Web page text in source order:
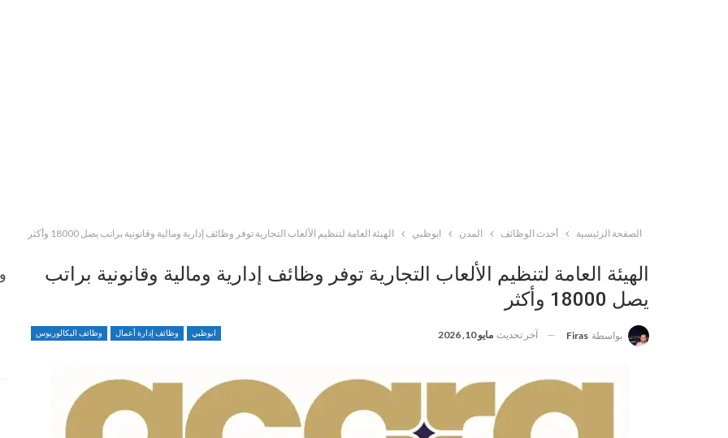
الصفحة الرئيسية أحدث الوظائف المدن ابوظبي الهيئة العامة لتنظيم الألعاب التجارية توفر وظائف إدارية ومالية وقانونية براتب يصل 18000 وأكثر
الهيئة العامة لتنظيم الألعاب التجارية توفر وظائف إدارية ومالية وقانونية براتب
يصل 18000 وأكثر
ابوظبي وظائف إدارة أعمال وظائف البكالوريوس بواسطة Firas آخر تحديث مايو 10, 2026
4 أسابيع منذ
شواغر وظيفية بمجال التمريض لدى Elite Plastic And
Cosmetic Group